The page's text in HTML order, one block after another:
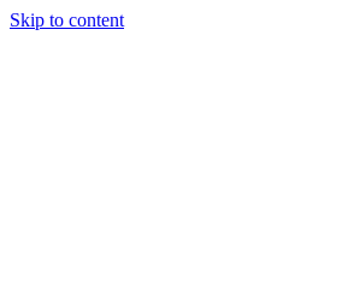
Skip to content